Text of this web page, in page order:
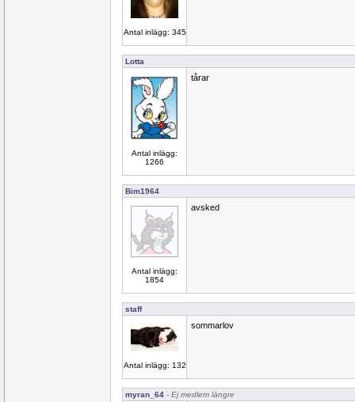
Antal inlägg: 345
Lotta
Antal inlägg:
1266
tårar
Bim1964
Antal inlägg:
1854
avsked
staff
Antal inlägg: 132
sommarlov
myran_64 - Ej medlem längre